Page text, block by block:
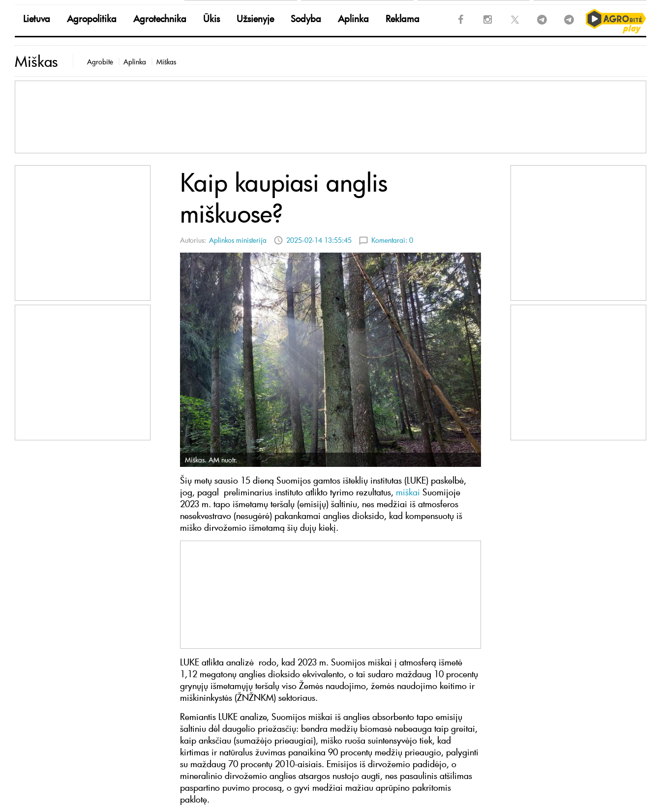
Lietuva Agropolitika Agrotechnika Ūkis Užsienyje Sodyba Aplinka Reklama
Miškas Agrobitė Aplinka Miškas
Kaip kaupiasi anglis
miškuose?
Autorius: Aplinkos ministerija 2025-02-14 13:55:45 Komentarai: 0
Miškas. AM nuotr.
Šių metų sausio 15 dieną Suomijos gamtos išteklių institutas (LUKE) paskelbė,
jog, pagal preliminarius instituto atlikto tyrimo rezultatus, miškai Suomijoje
2023 m. tapo išmetamų teršalų (emisijų) šaltiniu, nes medžiai iš atmosferos
nesekvestravo (nesugėrė) pakankamai anglies dioksido, kad kompensuotų iš
miško dirvožemio išmetamą šių dujų kiekį.
LUKE atlikta analizė rodo, kad 2023 m. Suomijos miškai į atmosferą išmetė
1,12 megatonų anglies dioksido ekvivalento, o tai sudaro maždaug 10 procentų
grynųjų išmetamųjų teršalų viso Žemės naudojimo, žemės naudojimo keitimo ir
miškininkystės (ŽNŽNKM) sektoriaus.
Remiantis LUKE analize, Suomijos miškai iš anglies absorbento tapo emisijų
šaltiniu dėl daugelio priežasčių: bendra medžių biomasė nebeauga taip greitai,
kaip anksčiau (sumažėjo prieaugiai), miško ruoša suintensyvėjo tiek, kad
kirtimas ir natūralus žuvimas panaikina 90 procentų medžių prieaugio, palyginti
su maždaug 70 procentų 2010-aisiais. Emisijos iš dirvožemio padidėjo, o
mineralinio dirvožemio anglies atsargos nustojo augti, nes pasaulinis atšilimas
paspartino puvimo procesą, o gyvi medžiai mažiau aprūpino pakritomis
paklotę.